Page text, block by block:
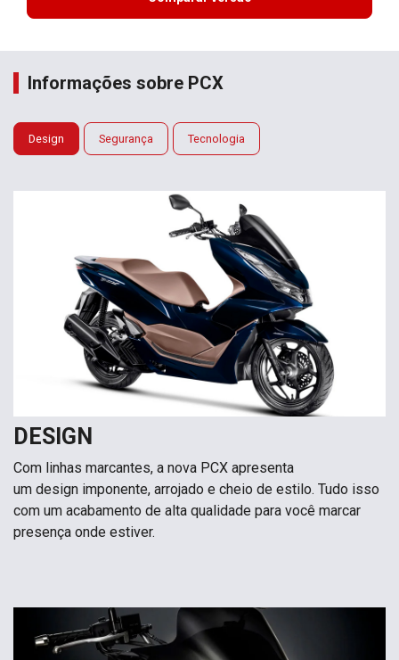
Informações sobre PCX
Design Segurança Tecnologia
DESIGN
Com linhas marcantes, a nova PCX apresenta
um design imponente, arrojado e cheio de estilo. Tudo isso
com um acabamento de alta qualidade para você marcar
presença onde estiver.